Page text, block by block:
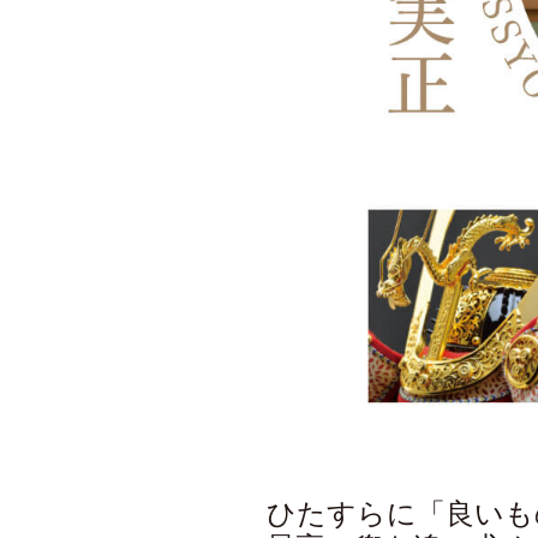
ひたすらに「良い